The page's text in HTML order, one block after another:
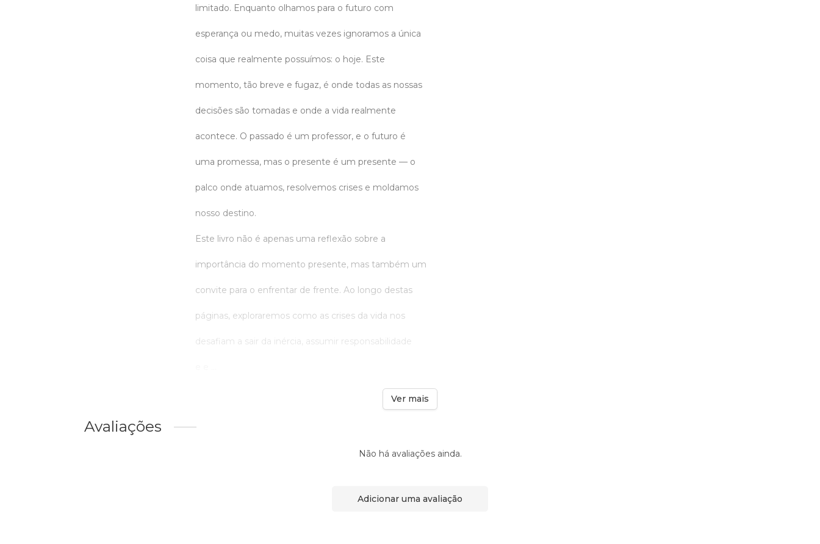
limitado. Enquanto olhamos para o futuro com
esperança ou medo, muitas vezes ignoramos a única
coisa que realmente possuímos: o hoje. Este
momento, tão breve e fugaz, é onde todas as nossas
decisões são tomadas e onde a vida realmente
acontece. O passado é um professor, e o futuro é
uma promessa, mas o presente é um presente — o
palco onde atuamos, resolvemos crises e moldamos
nosso destino.
Este livro não é apenas uma reflexão sobre a
importância do momento presente, mas também um
convite para o enfrentar de frente. Ao longo destas
páginas, exploraremos como as crises da vida nos
desafiam a sair da inércia, assumir responsabilidade
Ver mais
Avaliações
Não há avaliações ainda.
Adicionar uma avaliação